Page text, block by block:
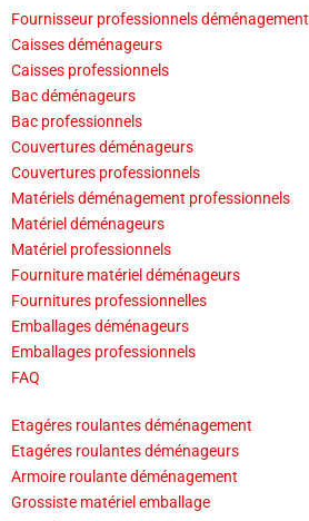
Fournisseur professionnels déménagement
Caisses déménageurs
Caisses professionnels
Bac déménageurs
Bac professionnels
Couvertures déménageurs
Couvertures professionnels
Matériels déménagement professionnels
Matériel déménageurs
Matériel professionnels
Fourniture matériel déménageurs
Fournitures professionnelles
Emballages déménageurs
Emballages professionnels
FAQ
Etagéres roulantes déménagement
Etagéres roulantes déménageurs
Armoire roulante déménagement
Grossiste matériel emballage